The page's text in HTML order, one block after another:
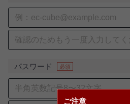
ご注意
パスワード 必須